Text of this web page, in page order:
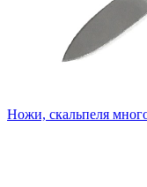
Ножи, скальпеля